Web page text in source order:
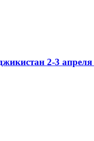
2-3 апреля